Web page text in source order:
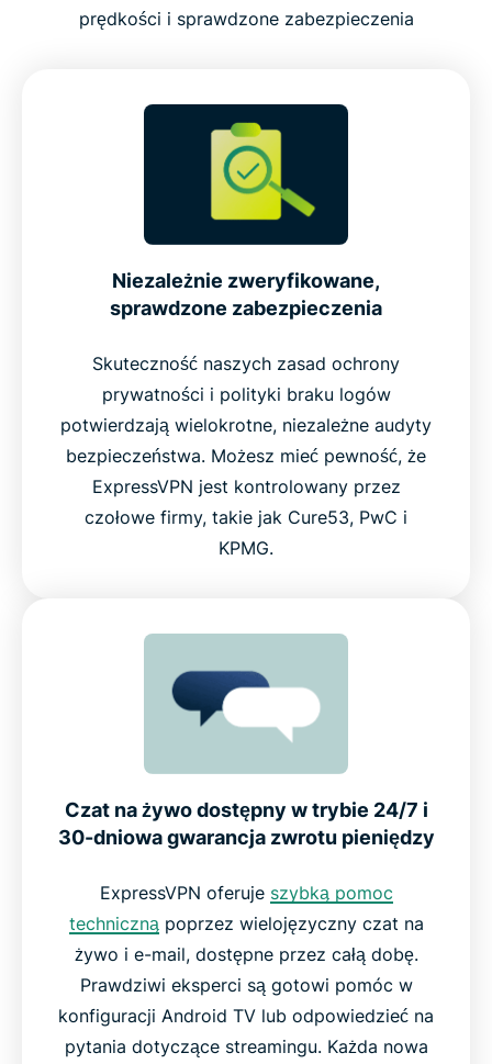
prędkości i sprawdzone zabezpieczenia
Niezależnie zweryfikowane,
sprawdzone zabezpieczenia
Skuteczność naszych zasad ochrony
prywatności i polityki braku logów
potwierdzają wielokrotne, niezależne audyty
bezpieczeństwa. Możesz mieć pewność, że
ExpressVPN jest kontrolowany przez
czołowe firmy, takie jak Cure53, PwC i
KPMG.
Czat na żywo dostępny w trybie 24/7 i
30-dniowa gwarancja zwrotu pieniędzy
ExpressVPN oferuje szybką pomoc
techniczną poprzez wielojęzyczny czat na
żywo i e-mail, dostępne przez całą dobę.
Prawdziwi eksperci są gotowi pomóc w
konfiguracji Android TV lub odpowiedzieć na
pytania dotyczące streamingu. Każda nowa